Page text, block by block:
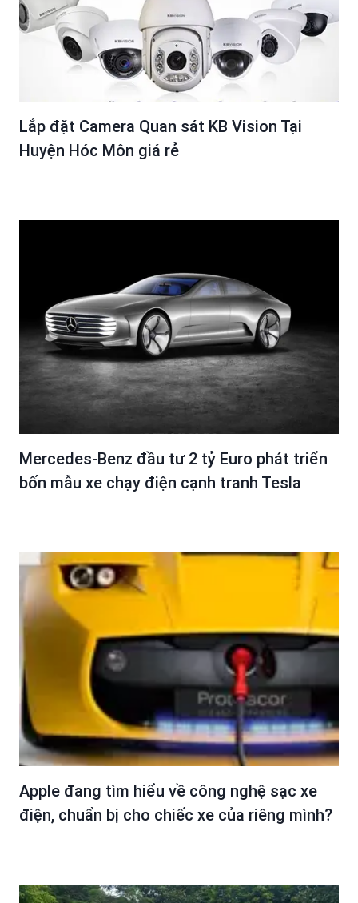
Lắp đặt Camera Quan sát KB Vision Tại
Huyện Hóc Môn giá rẻ
Mercedes-Benz đầu tư 2 tỷ Euro phát triển
bốn mẫu xe chạy điện cạnh tranh Tesla
Apple đang tìm hiểu về công nghệ sạc xe
điện, chuẩn bị cho chiếc xe của riêng mình?